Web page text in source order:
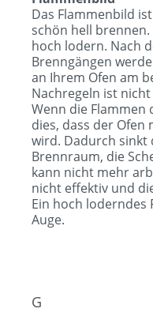
Das Flammenbild
schön hell
hoch lodern. Nach
Brenngängen
an Ihrem Ofen am
Nachregeln ist
Wenn die
dies, dass der Ofen
wird. Dadurch sinkt
Brennraum, die
kann nicht mehr
nicht effektiv und
Ein hoch loderndes
Auge.
G